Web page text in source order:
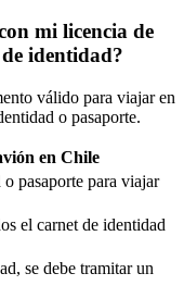
mi licencia de
identidad?
válido para viajar en
o pasaporte.
en Chile
pasaporte para viajar
el carnet de identidad
se debe tramitar un